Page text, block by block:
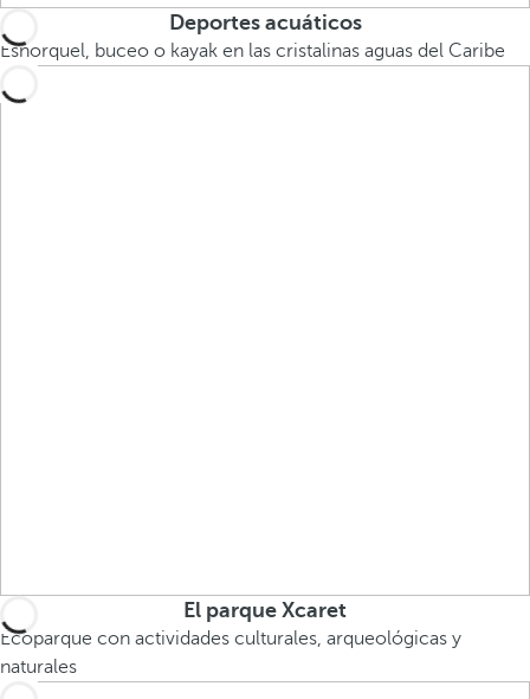
Deportes acuáticos
Esnórquel, buceo o kayak en las cristalinas aguas del Caribe
El parque Xcaret
Ecoparque con actividades culturales, arqueológicas y
naturales